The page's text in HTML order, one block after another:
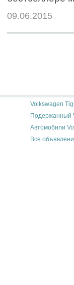
09.06.2015
Volkswagen
Подержанный
Автомобили
Все